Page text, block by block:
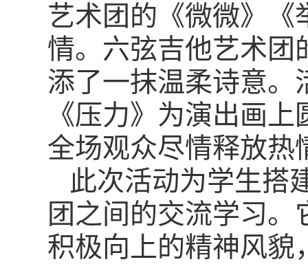
艺术团的《微微》《
情。六弦吉他艺术团
添了一抹温柔诗意。
《压力》为演出画
全场观众尽情释放热
此次活动为学生搭
团之间的交流学习
积极向上的精神风貌